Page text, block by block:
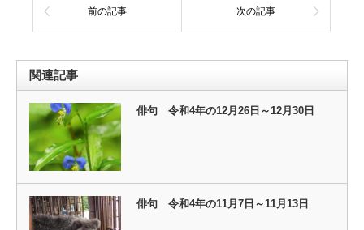
前の記事 次の記事
関連記事
俳句 令和4年の12月26日～12月30日
俳句 令和4年の11月7日～11月13日